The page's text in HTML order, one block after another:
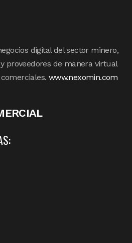
digital del sector minero,
proveedores de manera virtual
www.nexomin.com